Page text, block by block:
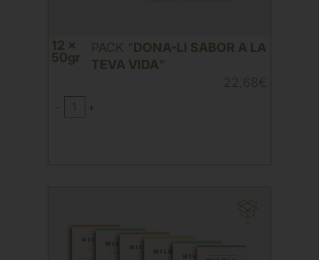
12 x
50gr
PACK “DONA-LI SABOR A LA
TEVA VIDA“
22,68€
+